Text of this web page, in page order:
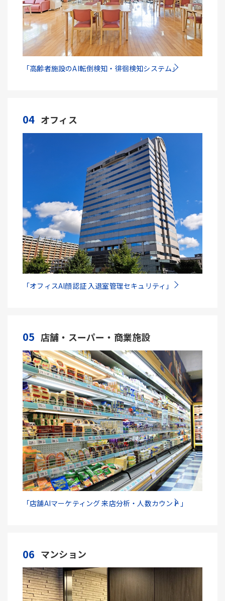
「高齢者施設のAI転倒検知・徘徊検知システム」
04 オフィス
「オフィスAI顔認証 入退室管理セキュリティ」
05 店舗・スーパー・商業施設
「店舗AIマーケティング 来店分析・人数カウント」
06 マンション